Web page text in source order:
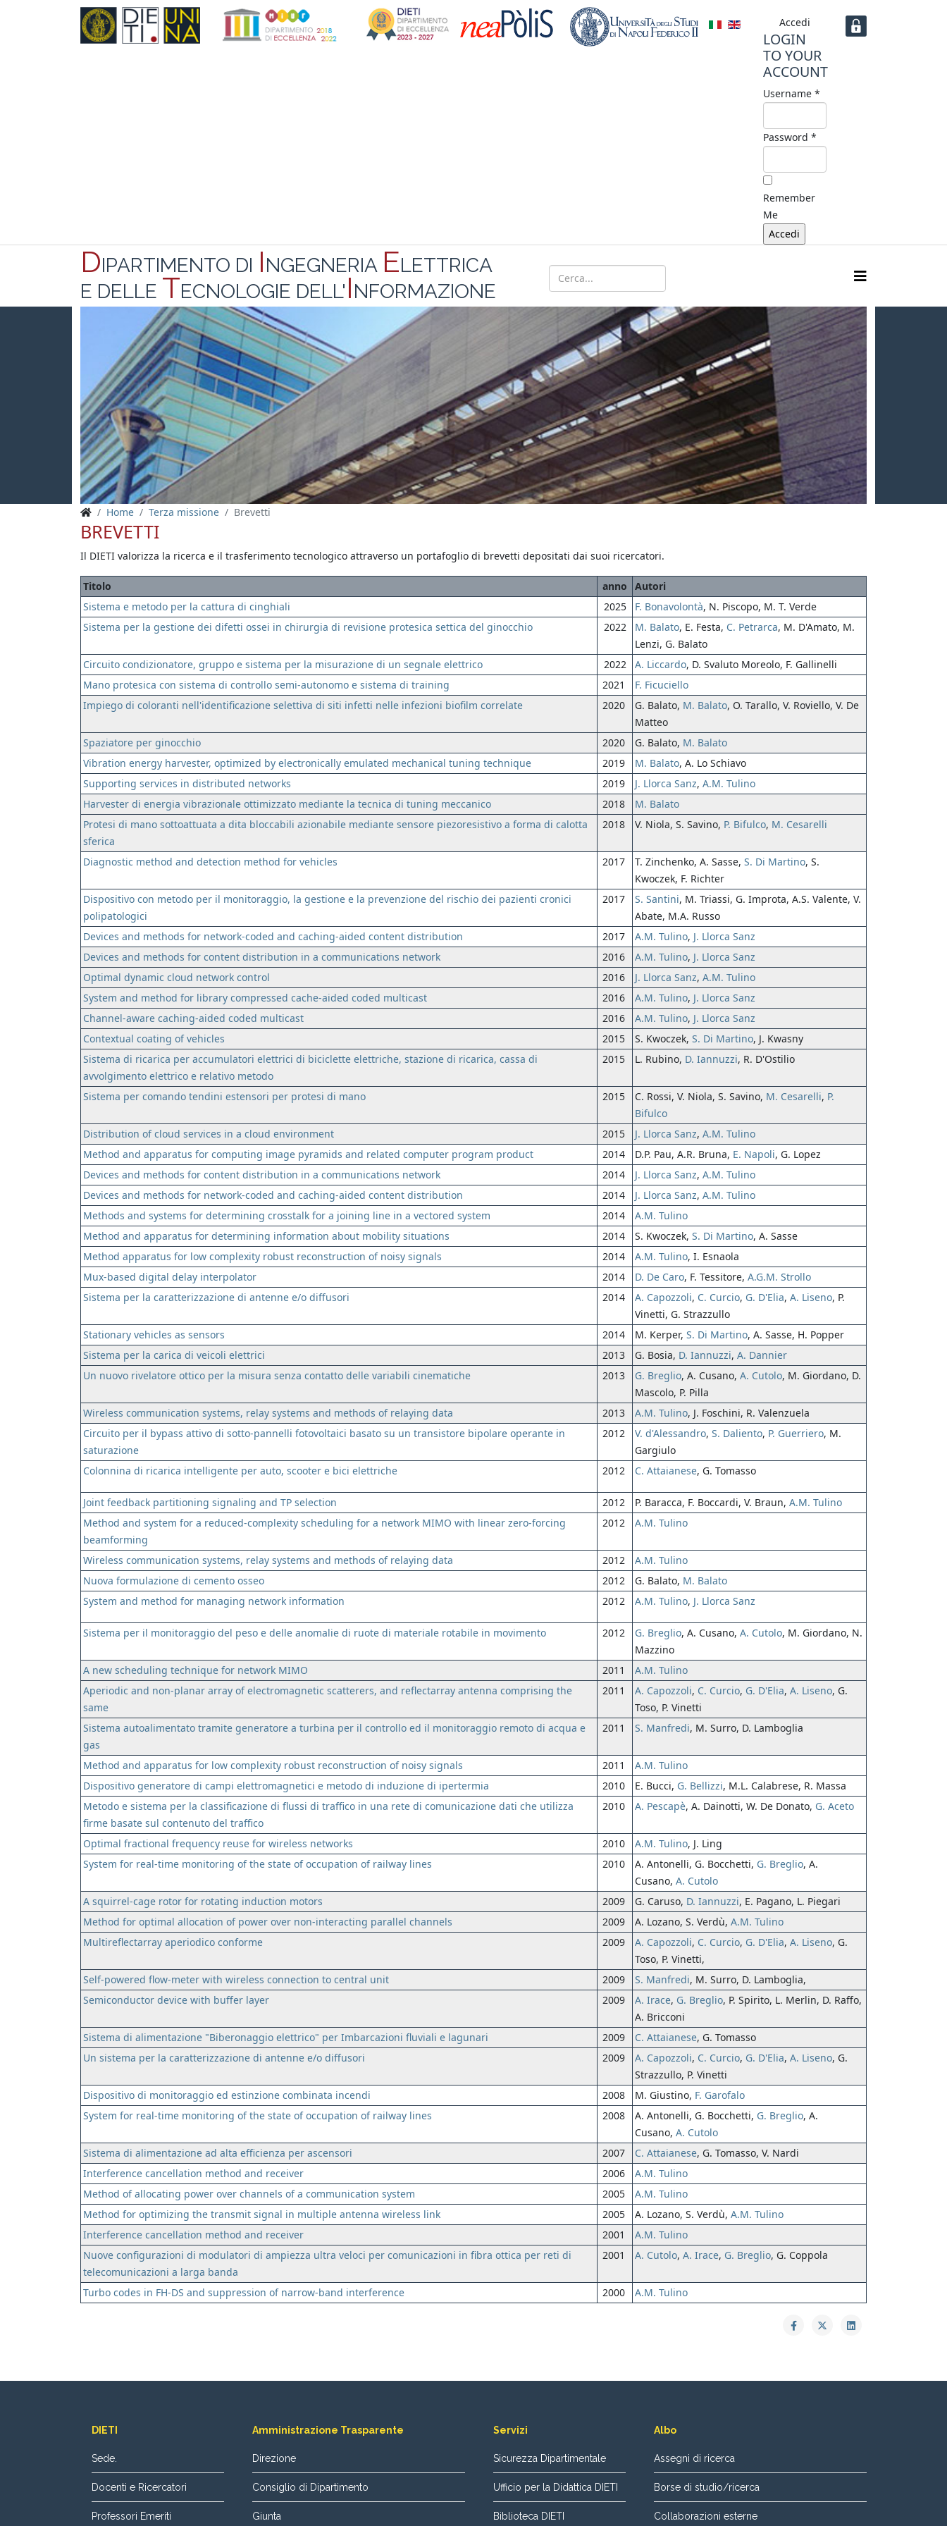
Accedi
LOGIN
TO YOUR
ACCOUNT
Username *
Password *
Remember
Me
DIPARTIMENTO DI INGEGNERIA ELETTRICA
E DELLE TECNOLOGIE DELL'INFORMAZIONE
Home Terza missione Brevetti
BREVETTI
Il DIETI valorizza la ricerca e il trasferimento tecnologico attraverso un portafoglio di brevetti depositati dai suoi ricercatori.
Titolo anno
Autori
Sistema e metodo per la cattura di cinghiali
2025 F. Bonavolontà, N. Piscopo, M. T. Verde
Sistema per la gestione dei difetti ossei in chirurgia di revisione protesica settica del ginocchio
2022 M. Balato, E. Festa, C. Petrarca, M. D'Amato, M.
Lenzi, G. Balato
Circuito condizionatore, gruppo e sistema per la misurazione di un segnale elettrico
2022 A. Liccardo, D. Svaluto Moreolo, F. Gallinelli
Mano protesica con sistema di controllo semi-autonomo e sistema di training
2021
F. Ficuciello
Impiego di coloranti nell'identificazione selettiva di siti infetti nelle infezioni biofilm correlate
2020 G. Balato, M. Balato, O. Tarallo, V. Roviello, V. De
Matteo
Spaziatore per ginocchio
2020 G. Balato, M. Balato
Vibration energy harvester, optimized by electronically emulated mechanical tuning technique
2019 M. Balato, A. Lo Schiavo
Supporting services in distributed networks
2019 J. Llorca Sanz, A.M. Tulino
Harvester di energia vibrazionale ottimizzato mediante la tecnica di tuning meccanico
2018
M. Balato
Protesi di mano sottoattuata a dita bloccabili azionabile mediante sensore piezoresistivo a forma di calotta
sferica
2018 V. Niola, S. Savino, P. Bifulco, M. Cesarelli
Diagnostic method and detection method for vehicles 2017 T. Zinchenko, A. Sasse, S. Di Martino, S.
Kwoczek, F. Richter
Dispositivo con metodo per il monitoraggio, la gestione e la prevenzione del rischio dei pazienti cronici
polipatologici
2017 S. Santini, M. Triassi, G. Improta, A.S. Valente, V.
Abate, M.A. Russo
Devices and methods for network-coded and caching-aided content distribution
2017 A.M. Tulino, J. Llorca Sanz
Devices and methods for content distribution in a communications network
2016 A.M. Tulino, J. Llorca Sanz
Optimal dynamic cloud network control
2016 J. Llorca Sanz, A.M. Tulino
System and method for library compressed cache-aided coded multicast
2016 A.M. Tulino, J. Llorca Sanz
Channel-aware caching-aided coded multicast
2016 A.M. Tulino, J. Llorca Sanz
Contextual coating of vehicles
2015 S. Kwoczek, S. Di Martino, J. Kwasny
Sistema di ricarica per accumulatori elettrici di biciclette elettriche, stazione di ricarica, cassa di
avvolgimento elettrico e relativo metodo
2015 L. Rubino, D. Iannuzzi, R. D'Ostilio
Sistema per comando tendini estensori per protesi di mano 2015 C. Rossi, V. Niola, S. Savino, M. Cesarelli, P.
Bifulco
Distribution of cloud services in a cloud environment
2015 J. Llorca Sanz, A.M. Tulino
Method and apparatus for computing image pyramids and related computer program product
2014 D.P. Pau, A.R. Bruna, E. Napoli, G. Lopez
Devices and methods for content distribution in a communications network
2014 J. Llorca Sanz, A.M. Tulino
Devices and methods for network-coded and caching-aided content distribution
2014 J. Llorca Sanz, A.M. Tulino
Methods and systems for determining crosstalk for a joining line in a vectored system
2014
A.M. Tulino
Method and apparatus for determining information about mobility situations
2014 S. Kwoczek, S. Di Martino, A. Sasse
Method apparatus for low complexity robust reconstruction of noisy signals
2014 A.M. Tulino, I. Esnaola
Mux-based digital delay interpolator
2014 D. De Caro, F. Tessitore, A.G.M. Strollo
Sistema per la caratterizzazione di antenne e/o diffusori
2014 A. Capozzoli, C. Curcio, G. D'Elia, A. Liseno, P.
Vinetti, G. Strazzullo
Stationary vehicles as sensors
2014 M. Kerper, S. Di Martino, A. Sasse, H. Popper
Sistema per la carica di veicoli elettrici
2013 G. Bosia, D. Iannuzzi, A. Dannier
Un nuovo rivelatore ottico per la misura senza contatto delle variabili cinematiche
2013 G. Breglio, A. Cusano, A. Cutolo, M. Giordano, D.
Mascolo, P. Pilla
Wireless communication systems, relay systems and methods of relaying data
2013 A.M. Tulino, J. Foschini, R. Valenzuela
Circuito per il bypass attivo di sotto-pannelli fotovoltaici basato su un transistore bipolare operante in
saturazione
2012 V. d'Alessandro, S. Daliento, P. Guerriero, M.
Gargiulo
Colonnina di ricarica intelligente per auto, scooter e bici elettriche
2012 C. Attaianese, G. Tomasso
Joint feedback partitioning signaling and TP selection 2012 P. Baracca, F. Boccardi, V. Braun, A.M. Tulino
Method and system for a reduced-complexity scheduling for a network MIMO with linear zero-forcing
beamforming
2012 A.M. Tulino
Wireless communication systems, relay systems and methods of relaying data 2012
A.M. Tulino
Nuova formulazione di cemento osseo
2012 G. Balato, M. Balato
System and method for managing network information
2012 A.M. Tulino, J. Llorca Sanz
Sistema per il monitoraggio del peso e delle anomalie di ruote di materiale rotabile in movimento 2012 G. Breglio, A. Cusano, A. Cutolo, M. Giordano, N.
Mazzino
A new scheduling technique for network MIMO
2011
A.M. Tulino
Aperiodic and non-planar array of electromagnetic scatterers, and reflectarray antenna comprising the
same
2011 A. Capozzoli, C. Curcio, G. D'Elia, A. Liseno, G.
Toso, P. Vinetti
Sistema autoalimentato tramite generatore a turbina per il controllo ed il monitoraggio remoto di acqua e
gas
2011 S. Manfredi, M. Surro, D. Lamboglia
Method and apparatus for low complexity robust reconstruction of noisy signals 2011
A.M. Tulino
Dispositivo generatore di campi elettromagnetici e metodo di induzione di ipertermia
2010 E. Bucci, G. Bellizzi, M.L. Calabrese, R. Massa
Metodo e sistema per la classificazione di flussi di traffico in una rete di comunicazione dati che utilizza
firme basate sul contenuto del traffico
2010 A. Pescapè, A. Dainotti, W. De Donato, G. Aceto
Optimal fractional frequency reuse for wireless networks 2010 A.M. Tulino, J. Ling
System for real-time monitoring of the state of occupation of railway lines
2010 A. Antonelli, G. Bocchetti, G. Breglio, A.
Cusano, A. Cutolo
A squirrel-cage rotor for rotating induction motors
2009 G. Caruso, D. Iannuzzi, E. Pagano, L. Piegari
Method for optimal allocation of power over non-interacting parallel channels
2009 A. Lozano, S. Verdù, A.M. Tulino
Multireflectarray aperiodico conforme
2009 A. Capozzoli, C. Curcio, G. D'Elia, A. Liseno, G.
Toso, P. Vinetti,
Self-powered flow-meter with wireless connection to central unit
2009 S. Manfredi, M. Surro, D. Lamboglia,
Semiconductor device with buffer layer
2009 A. Irace, G. Breglio, P. Spirito, L. Merlin, D. Raffo,
A. Bricconi
Sistema di alimentazione "Biberonaggio elettrico" per Imbarcazioni fluviali e lagunari
2009 C. Attaianese, G. Tomasso
Un sistema per la caratterizzazione di antenne e/o diffusori
2009 A. Capozzoli, C. Curcio, G. D'Elia, A. Liseno, G.
Strazzullo, P. Vinetti
Dispositivo di monitoraggio ed estinzione combinata incendi
2008 M. Giustino, F. Garofalo
System for real-time monitoring of the state of occupation of railway lines
2008 A. Antonelli, G. Bocchetti, G. Breglio, A.
Cusano, A. Cutolo
Sistema di alimentazione ad alta efficienza per ascensori
2007 C. Attaianese, G. Tomasso, V. Nardi
Interference cancellation method and receiver
2006
A.M. Tulino
Method of allocating power over channels of a communication system
2005
A.M. Tulino
Method for optimizing the transmit signal in multiple antenna wireless link
2005 A. Lozano, S. Verdù, A.M. Tulino
Interference cancellation method and receiver
2001
A.M. Tulino
Nuove configurazioni di modulatori di ampiezza ultra veloci per comunicazioni in fibra ottica per reti di
telecomunicazioni a larga banda
2001 A. Cutolo, A. Irace, G. Breglio, G. Coppola
Turbo codes in FH-DS and suppression of narrow-band interference 2000 A.M. Tulino
DIETI
Sede.
Docenti e Ricercatori
Professori Emeriti
Amministrazione Trasparente
Direzione
Consiglio di Dipartimento
Giunta
Servizi
Sicurezza Dipartimentale
Ufficio per la Didattica DIETI
Biblioteca DIETI
Albo
Assegni di ricerca
Borse di studio/ricerca
Collaborazioni esterne